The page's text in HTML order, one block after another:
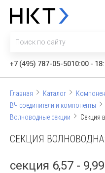
+7 (495) 787-05-5010:00 -
Главная Каталог
ВЧ соединители и компоненты
Волноводные секции
Секция
СЕКЦИЯ ВОЛНОВОДНАЯ
секция 6,57 -